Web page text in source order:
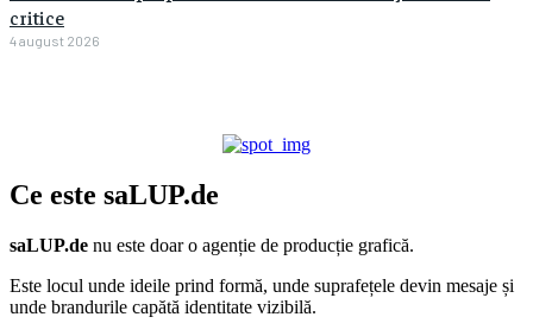
critice
4 august 2026
Ce este saLUP.de
saLUP.de nu este doar o agenție de producție grafică.
Este locul unde ideile prind formă, unde suprafețele devin mesaje și
unde brandurile capătă identitate vizibilă.